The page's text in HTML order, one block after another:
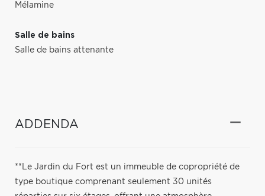
Mélamine
Salle de bains
Salle de bains attenante
ADDENDA
**Le Jardin du Fort est un immeuble de copropriété de
type boutique comprenant seulement 30 unités